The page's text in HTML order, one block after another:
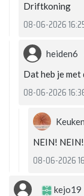
Driftkoning
08-06-2026
heiden6
Dat heb je
08-06-2026
NEIN!
08-06-2026
kejo19